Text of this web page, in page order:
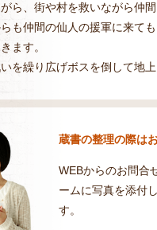
ら、街や村を救いながら仲間
も仲間の仙人の援軍に来て
ます。
を繰り広げボスを倒して地上
蔵書の整理の際は
WEBからのお問合
ームに写真を添付
す。